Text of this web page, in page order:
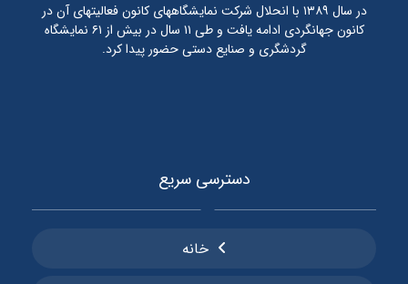
در سال ۱۳۸۹ با انحلال شرکت نمایشگاههای کانون فعالیتهای آن در
کانون جهانگردی ادامه یافت و طی ۱۱ سال در بیش از ۶۱ نمایشگاه
گردشگری و صنایع دستی حضور پیدا کرد.
دسترسی سریع
خانه